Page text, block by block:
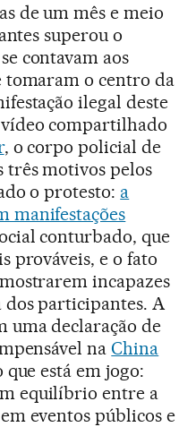
de um mês e meio
superou o
contavam aos
tomaram o centro da
ilegal deste
compartilhado
, o corpo policial de
três motivos pelos
o protesto: a
manifestações
conturbado, que
prováveis, e o fato
incapazes
participantes. A
uma declaração de
naChina
está em jogo:
equilíbrio entre a
eventos públicos e